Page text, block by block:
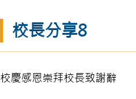
校長分享8
校慶感恩崇拜校長致謝辭